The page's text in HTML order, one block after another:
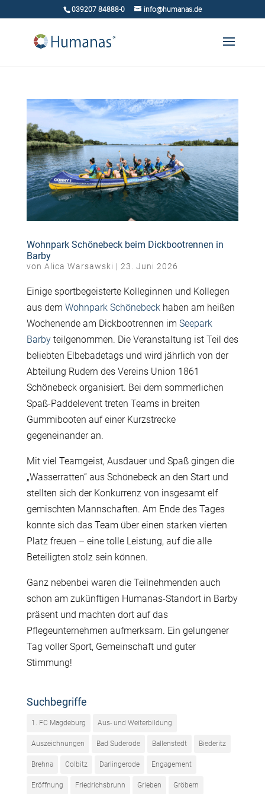
039207 84888-0 info@humanas.de
Wohnpark Schönebeck beim Dickbootrennen in
Barby
von Alica Warsawski | 23. Juni 2026
Einige sportbegeisterte Kolleginnen und Kollegen
aus dem Wohnpark Schönebeckhaben am heißen
Wochenende am Dickbootrennen im Seepark
Barbyteilgenommen. Die Veranstaltung ist Teil des
beliebten Elbebadetags und wird jährlich von der
Abteilung Rudern des Vereins Union 1861
Schönebeck organisiert. Bei dem sommerlichen
Spaß-Paddelevent treten Teams in breiten
Gummibooten auf einer Kurzstrecke
gegeneinander an.
Mit viel Teamgeist, Ausdauer und Spaß gingen die
„Wasserratten“ aus Schönebeck an den Start und
stellten sich der Konkurrenz von insgesamt elf
gemischten Mannschaften. Am Ende des Tages
konnte sich das Team über einen starken vierten
Platz freuen – eine tolle Leistung, auf die alle
Beteiligten stolz sein können.
Ganz nebenbei waren die Teilnehmenden auch
schon am zukünftigen Humanas-Standort in Barby
präsent und machten dort auf das
Pflegeunternehmen aufmerksam. Ein gelungener
Tag voller Sport, Gemeinschaft und guter
Stimmung!
Suchbegriffe
1. FC Magdeburg Aus- und Weiterbildung
Auszeichnungen Bad Suderode Ballenstedt Biederitz
Brehna Colbitz Darlingerode Engagement
Eröffnung Friedrichsbrunn Grieben Gröbern